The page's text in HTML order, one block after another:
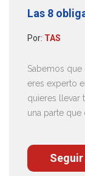
Las 8
Por: TAS
Sabemos
eres experto
quieres llevar
una parte que